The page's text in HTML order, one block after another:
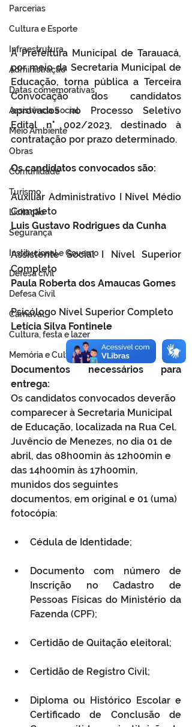
Parcerias
Cultura e Esporte
Infraestrutura
Administração
Datas comemorativas
Assistência Social
Meio Ambiente
Obras
Comunidade
Turismo
Licitação
Segurança
Institucional e Governo
Defesa cívil
Defesa Civil
Carnaval
Cultura, festa e lazer
Memória e Cultura
A Prefeitura Municipal de Tarauacá,
por meio da Secretaria Municipal de
Educação, torna pública a Terceira
Convocação dos candidatos
aprovados no Processo Seletivo
Edital n° 002/2023, destinado à
contratação por prazo determinado.
Os candidatos convocados são:
Auxiliar Administrativo I Nível Médio
Completo
Luis Gustavo Rodrigues da Cunha
Assistente Social I Nível Superior
Completo
Paula Roberta dos Amaucas Gomes
Psicólogo Nível Superior Completo
Letícia Silva Fontinele
Documentos necessários para
entrega:
Os candidatos convocados deverão
comparecer à Secretaria Municipal
de Educação, localizada na Rua Cel.
Juvêncio de Menezes, no dia 01 de
abril, das 08h00min às 12h00min e
das 14h00min às 17h00min,
munidos dos seguintes
documentos, em original e 01 (uma)
fotocópia:
Cédula de Identidade;
Documento com número de
Inscrição no Cadastro de
Pessoas Físicas do Ministério da
Fazenda (CPF);
Certidão de Quitação eleitoral;
Certidão de Registro Civil;
Diploma ou Histórico Escolar e
Certificado de Conclusão de